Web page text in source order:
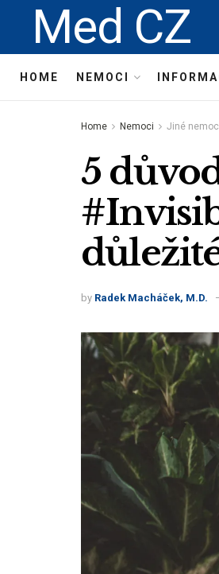
Med CZ
HOME NEMOCI
Home Nemoci Jiné
5
by Radek Macháček, M.D.